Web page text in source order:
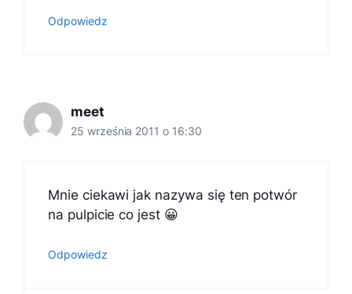
Odpowiedz
meet
25 września 2011 o 16:30
Mnie ciekawi jak nazywa się ten potwór
na pulpicie co jest 😀
Odpowiedz